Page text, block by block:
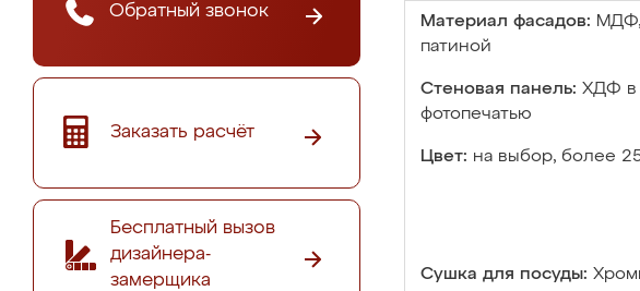
Обратный звонок
Заказать расчёт
Бесплатный вызов
дизайнера-
замерщика
Материал фасадов: МДФ,
патиной
Стеновая панель: ХДФ в
фотопечатью
Цвет: на выбор, более
Сушка для посуды: